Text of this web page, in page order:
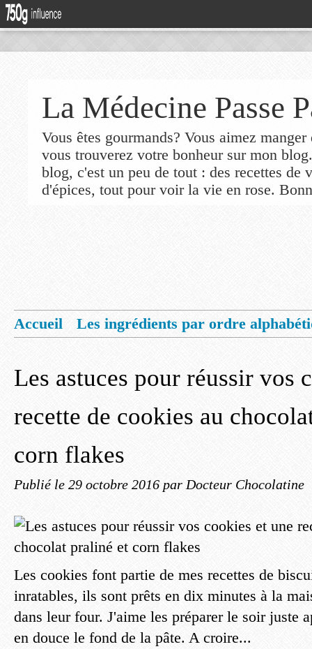
La Médecine Passe
Vous êtes gourmands? Vous aimez
vous trouverez votre bonheur sur mon
blog, c'est un peu de tout : des recettes de
d'épices, tout pour voir la vie en rose.
Accueil
Les ingrédients par ordre
Les astuces pour réussir vos
recette de cookies au
corn flakes
Publié le 29 octobre 2016 par Docteur Chocolatine
Les cookies font partie de mes recettes de
inratables, ils sont prêts en dix minutes à la
dans leur four. J'aime les préparer le soir juste
en douce le fond de la pâte. A croire...